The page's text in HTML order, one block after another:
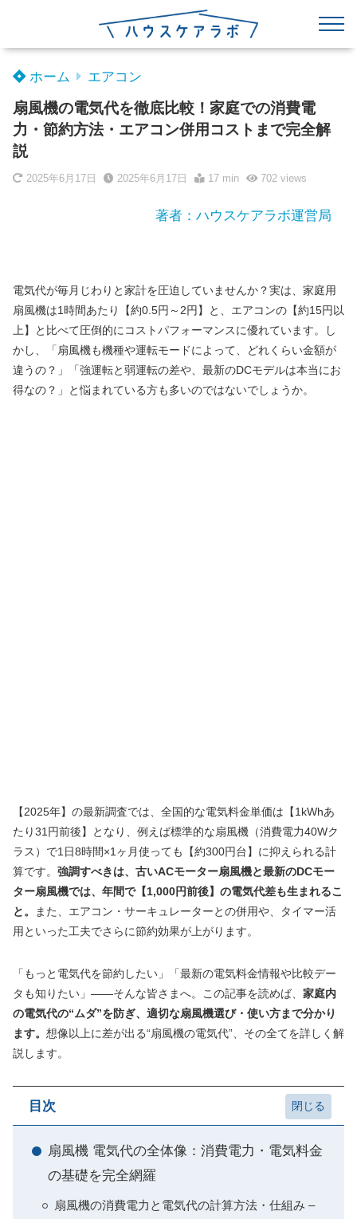
ホーム エアコン
扇風機の電気代を徹底比較！家庭での消費電
力・節約方法・エアコン併用コストまで完全解
説
2025年6月17日 2025年6月17日 17 min 702views
著者：ハウスケアラボ運営局
電気代が毎月じわりと家計を圧迫していませんか？実は、家庭用
扇風機は1時間あたり【約0.5円～2円】と、エアコンの【約15円以
上】と比べて圧倒的にコストパフォーマンスに優れています。し
かし、「扇風機も機種や運転モードによって、どれくらい金額が
違うの？」「強運転と弱運転の差や、最新のDCモデルは本当にお
得なの？」と悩まれている方も多いのではないでしょうか。
【2025年】の最新調査では、全国的な電気料金単価は【1kWhあ
たり31円前後】となり、例えば標準的な扇風機（消費電力40Wク
ラス）で1日8時間×1ヶ月使っても【約300円台】に抑えられる計
算です。 強調すべきは、古いACモーター扇風機と最新のDCモー
ター扇風機では、年間で【1,000円前後】の電気代差も生まれるこ
と。
また、エアコン・サーキュレーターとの併用や、タイマー活
用といった工夫でさらに節約効果が上がります。
「もっと電気代を節約したい」「最新の電気料金情報や比較デー
タも知りたい」――そんな皆さまへ。この記事を読めば、 家庭内
の電気代の“ムダ”を防ぎ、適切な扇風機選び・使い方まで分かり
ます。 想像以上に差が出る“扇風機の電気代”、その全てを詳しく解
説します。
目次
扇風機 電気代の全体像：消費電力・電気料金
の基礎を完全網羅
扇風機の消費電力と電気代の計算方法・仕組み –